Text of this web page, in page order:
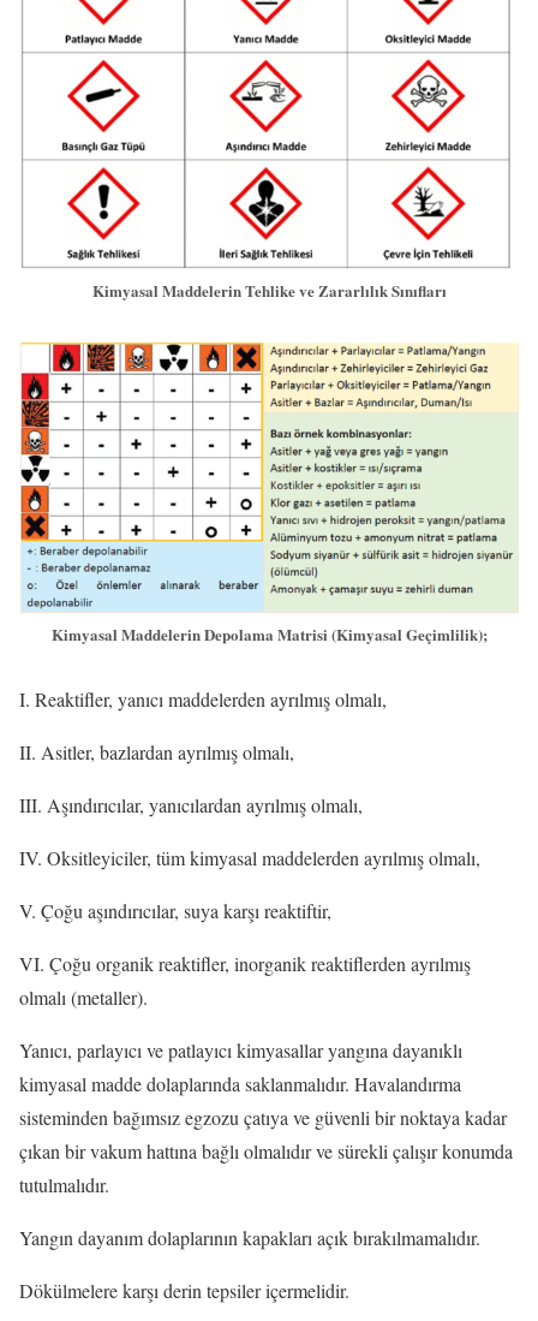
Kimyasal Maddelerin Tehlike ve Zararlılık Sınıfları
Kimyasal Maddelerin Depolama Matrisi (Kimyasal Geçimlilik);
I. Reaktifler, yanıcı maddelerden ayrılmış olmalı,
II. Asitler, bazlardan ayrılmış olmalı,
III. Aşındırıcılar, yanıcılardan ayrılmış olmalı,
IV. Oksitleyiciler, tüm kimyasal maddelerden ayrılmış olmalı,
V. Çoğu aşındırıcılar, suya karşı reaktiftir,
VI. Çoğu organik reaktifler, inorganik reaktiflerden ayrılmış
olmalı (metaller).
Yanıcı, parlayıcı ve patlayıcı kimyasallar yangına dayanıklı
kimyasal madde dolaplarında saklanmalıdır. Havalandırma
sisteminden bağımsız egzozu çatıya ve güvenli bir noktaya kadar
çıkan bir vakum hattına bağlı olmalıdır ve sürekli çalışır konumda
tutulmalıdır.
Yangın dayanım dolaplarının kapakları açık bırakılmamalıdır.
Dökülmelere karşı derin tepsiler içermelidir.